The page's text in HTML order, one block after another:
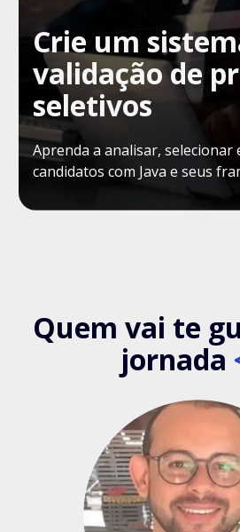
Crie um
validação de
seletivos
Aprenda a analisar, selecionar
candidatos com Java e seus
Quem vai te
jornada